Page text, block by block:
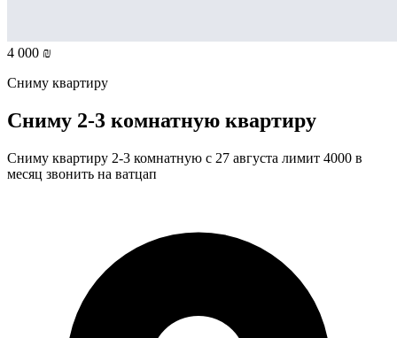
4 000 ₪
Сниму квартиру
Сниму 2-3 комнатную квартиру
Сниму квартиру 2-3 комнатную с 27 августа лимит 4000 в
месяц звонить на ватцап